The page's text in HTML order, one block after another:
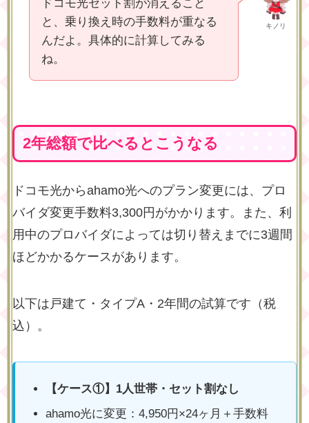
キノリ
ドコモ光セット割が消えること
と、乗り換え時の手数料が重なる
んだよ。具体的に計算してみる
ね。
2年総額で比べるとこうなる
ドコモ光からahamo光へのプラン変更には、プロ
バイダ変更手数料3,300円がかかります。また、利
用中のプロバイダによっては切り替えまでに3週間
ほどかかるケースがあります。
以下は戸建て・タイプA・2年間の試算です（税
込）。
【ケース①】1人世帯・セット割なし
ahamo光に変更：4,950円×24ヶ月＋手数料